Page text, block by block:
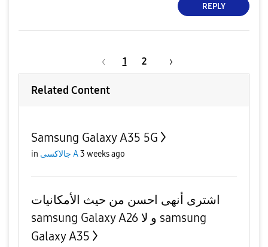
REPLY
1 2
Related Content
Samsung Galaxy A35 5G
in جالاكسى A3 weeks ago
اشترى أنهى احسن من حيث الأمكانيات
samsung Galaxy A26 و لا samsung
Galaxy A35